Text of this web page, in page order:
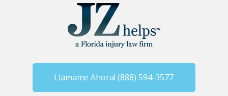
Llamame Ahora! (888) 594-3577